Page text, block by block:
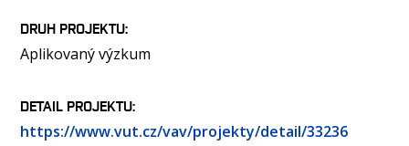
DRUH PROJEKTU
Aplikovaný výzkum
DETAIL PROJEKTU
https://www.vut.cz/vav/projekty/detail/33236